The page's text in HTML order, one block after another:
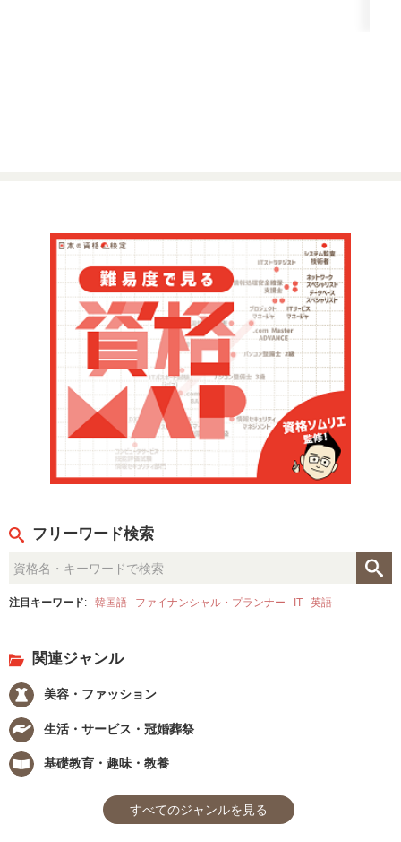
フリーワード検索
注目キーワード: 韓国語 ファイナンシャル・プランナー IT 英語
関連ジャンル
美容・ファッション
生活・サービス・冠婚葬祭
基礎教育・趣味・教養
すべてのジャンルを見る